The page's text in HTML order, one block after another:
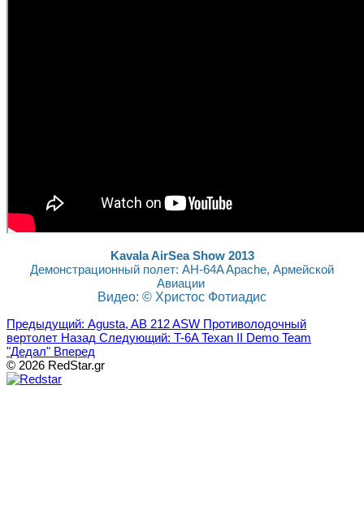
Kavala AirSea Show 2013
Демонстрационный полет: AH-64A Apache, Армейской
Авиации
Видео: © Христос Фотиадис
Предыдущий: Agusta, AB 212 ASW Противолодочный
вертолет Назад Следующий: T-6A Texan II Demo Team
"Дедал" Вперед
© 2026 RedStar.gr